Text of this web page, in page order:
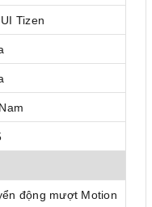
Tizen
động mượt Motion